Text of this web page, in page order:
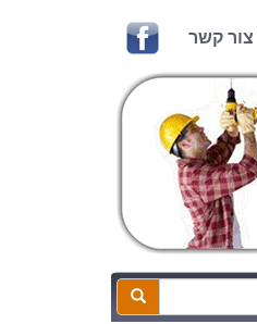
צור קשר